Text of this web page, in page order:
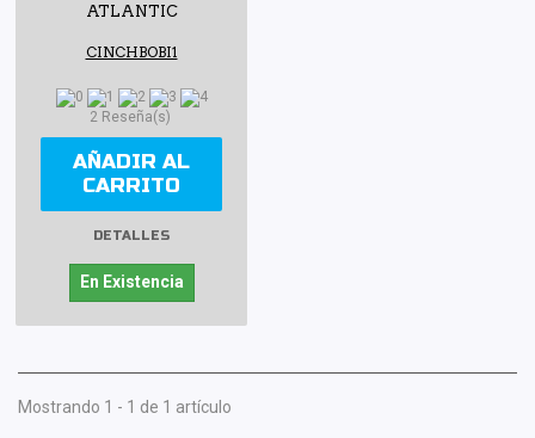
ATLANTIC
CINCHBOBI1
2 Reseña(s)
AÑADIR AL
CARRITO
DETALLES
En Existencia
Mostrando 1 - 1 de 1 artículo